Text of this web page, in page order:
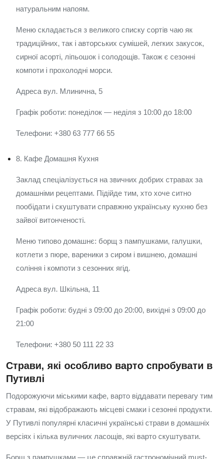
натуральним напоям.
Меню складається з великого списку сортів чаю як
традиційних, так і авторських сумішей, легких закусок,
сирної асорті, ліпьошок і солодощів. Також є сезонні
компоти і прохолодні морси.
Адреса вул. Млинична, 5
Графік роботи: понеділок — неділя з 10:00 до 18:00
Телефони: +380 63 777 66 55
8. Кафе Домашня Кухня
Заклад спеціалізується на звичних добрих стравах за
домашніми рецептами. Підійде тим, хто хоче ситно
пообідати і скуштувати справжню українську кухню без
зайвої витонченості.
Меню типово домашнє: борщ з пампушками, галушки,
котлети з пюре, вареники з сиром і вишнею, домашні
соління і компоти з сезонних ягід.
Адреса вул. Шкільна, 11
Графік роботи: будні з 09:00 до 20:00, вихідні з 09:00 до
21:00
Телефони: +380 50 111 22 33
Страви, які особливо варто спробувати в
Путивлі
Подорожуючи міськими кафе, варто віддавати перевагу тим
стравам, які відображають місцеві смаки і сезонні продукти.
У Путивлі популярні класичні українські страви в домашніх
версіях і кілька вуличних ласощів, які варто скуштувати.
Борщ з пампушками — це справжній гастрономічний must-